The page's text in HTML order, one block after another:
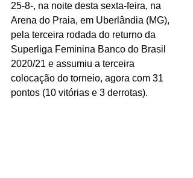
25-8-, na noite desta sexta-feira, na
Arena do Praia, em Uberlândia (MG),
pela terceira rodada do returno da
Superliga Feminina Banco do Brasil
2020/21 e assumiu a terceira
colocação do torneio, agora com 31
pontos (10 vitórias e 3 derrotas).